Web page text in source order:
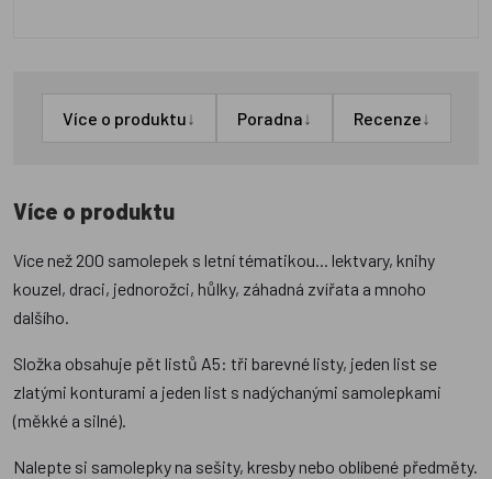
Více o produktu↓ Poradna↓ Recenze↓
Více o produktu
Více než 200 samolepek s letní tématikou... lektvary, knihy
kouzel, draci, jednorožci, hůlky, záhadná zvířata a mnoho
dalšího.
Složka obsahuje pět listů A5: tři barevné listy, jeden list se
zlatými konturami a jeden list s nadýchanými samolepkami
(měkké a silné).
Nalepte si samolepky na sešity, kresby nebo oblíbené předměty.